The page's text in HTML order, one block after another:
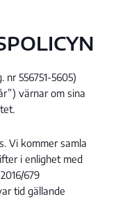
556751-5605)
värnar om sina
Vi kommer samla
i enlighet med
679
tid gällande